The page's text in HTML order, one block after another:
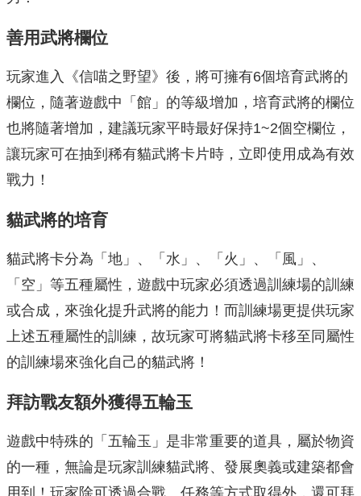
善用武將欄位
玩家進入《信喵之野望》後，將可擁有6個培育武將的
欄位，隨著遊戲中「館」的等級增加，培育武將的欄位
也將隨著增加，建議玩家平時最好保持1~2個空欄位，
讓玩家可在抽到稀有貓武將卡片時，立即使用成為有效
戰力！
貓武將的培育
貓武將卡分為「地」、「水」、「火」、「風」、
「空」等五種屬性，遊戲中玩家必須透過訓練場的訓練
或合成，來強化提升武將的能力！而訓練場更提供玩家
上述五種屬性的訓練，故玩家可將貓武將卡移至同屬性
的訓練場來強化自己的貓武將！
拜訪戰友額外獲得五輪玉
遊戲中特殊的「五輪玉」是非常重要的道具，屬於物資
的一種，無論是玩家訓練貓武將、發展奧義或建築都會